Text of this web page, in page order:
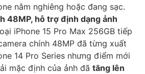
nằm nghiêng hoặc đang sạc.
48MP, hỗ trợ định dạng ảnh
iPhone 15 Pro Max 256GB tiếp
chính 48MP đã từng xuất
14 Pro Series nhưng điểm mới
mặc định của ảnh đã tăng lên